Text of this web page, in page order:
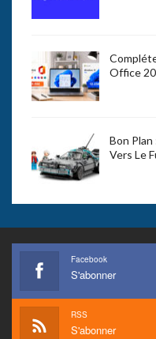
Office
Bon
Vers Le
Facebook
S'abonner
RSS
S'abonner